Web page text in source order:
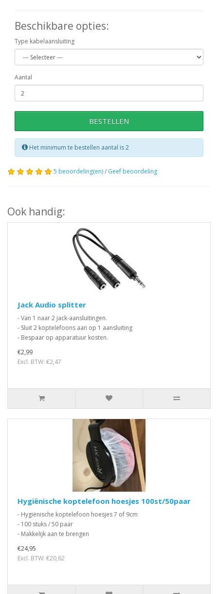
Beschikbare opties:
Type kabelaansluiting
Aantal
BESTELLEN
Het minimum te bestellen aantal is 2
5 beoordeling(en)/ Geef beoordeling
Ook handig:
Jack Audio splitter
- Van 1 naar 2 jack-aansluitingen.
- Sluit 2 koptelefoons aan op 1 aansluiting
- Bespaar op apparatuur kosten.
€2,99
Excl. BTW: €2,47
Hygiënische koptelefoon hoesjes 100st/50paar
- Hygiënische koptelefoon hoesjes 7 of 9cm
- 100 stuks / 50 paar
- Makkelijk aan te brengen
€24,95
Excl. BTW: €20,62